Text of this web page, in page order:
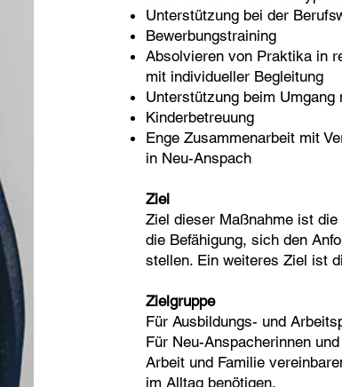
Unterstützung bei der
Bewerbungstraining
Absolvieren von Praktika in
mit individueller Begleitung
Unterstützung beim Umgang
Kinderbetreuung
Enge Zusammenarbeit mit
in Neu-Anspach
Ziel
Ziel dieser Maßnahme ist
die Befähigung, sich den
stellen. Ein weiteres Ziel ist
Zielgruppe
Für Ausbildungs- und
Für Neu-Anspacherinnen
Arbeit und Familie
im Alltag benötigen.